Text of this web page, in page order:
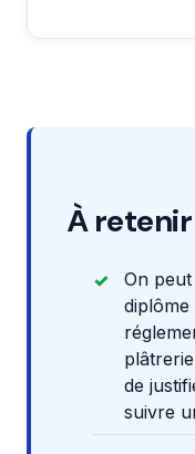
À retenir
On
de
suivre